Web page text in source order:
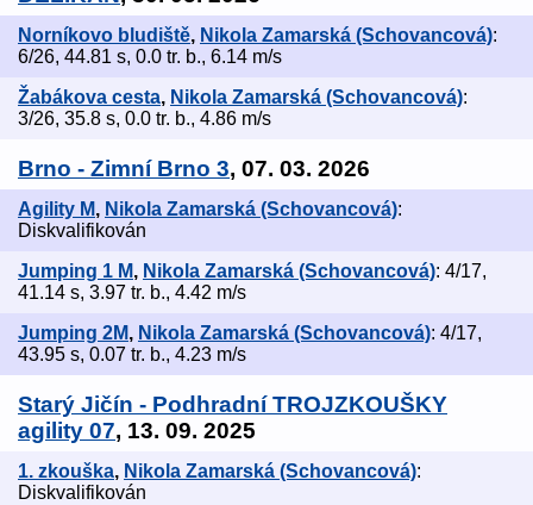
Norníkovo bludiště, Nikola Zamarská (Schovancová):
6/26, 44.81 s, 0.0 tr. b., 6.14 m/s
Žabákova cesta, Nikola Zamarská (Schovancová):
3/26, 35.8 s, 0.0 tr. b., 4.86 m/s
Brno - Zimní Brno 3, 07. 03. 2026
Agility M, Nikola Zamarská (Schovancová):
Diskvalifikován
Jumping 1 M, Nikola Zamarská (Schovancová): 4/17,
41.14 s, 3.97 tr. b., 4.42 m/s
Jumping 2M, Nikola Zamarská (Schovancová): 4/17,
43.95 s, 0.07 tr. b., 4.23 m/s
Starý Jičín - Podhradní TROJZKOUŠKY
agility 07, 13. 09. 2025
1. zkouška, Nikola Zamarská (Schovancová):
Diskvalifikován